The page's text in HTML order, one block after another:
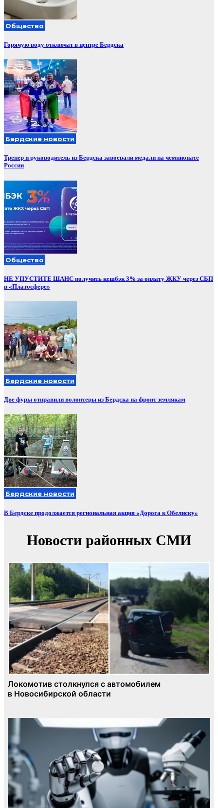
Общество
Горячую воду отключат в центре Бердска
Бердские новости
Тренер и руководитель из Бердска завоевали медали на чемпионате
России
Общество
НЕ УПУСТИТЕ ШАНС получить кешбэк 3% за оплату ЖКУ через СБП
в «Платосфере»
Бердские новости
Две фуры отправили волонтеры из Бердска на фронт землякам
Бердские новости
В Бердске продолжается региональная акция «Дорога к Обелиску»